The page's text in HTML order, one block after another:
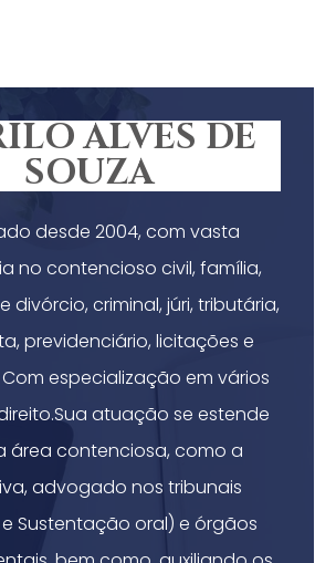
ALVES DE
SOUZA
desde 2004, com vasta
no contencioso civil, família,
divórcio, criminal, júri, tributária,
previdenciário, licitações e
especialização em vários
atuação se estende
área contenciosa, como a
advogado nos tribunais
e Sustentação oral) e órgãos